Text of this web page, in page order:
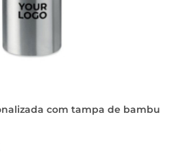
com tampa de bambu